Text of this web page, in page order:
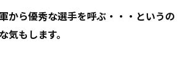
から優秀な選手を呼ぶ・・・というの
気もします。